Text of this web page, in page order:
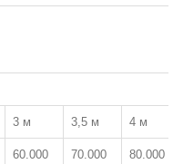
3 м 3,5 м 4 м
60.000
70.000
80.000